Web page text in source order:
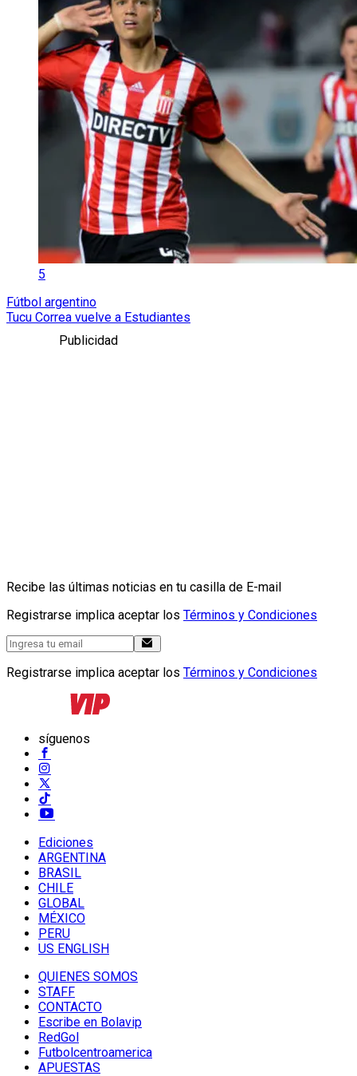
5
Fútbol argentino
Tucu Correa vuelve a Estudiantes
Publicidad
Recibe las últimas noticias en tu casilla de E-mail
Registrarse implica aceptar los Términos y Condiciones
Registrarse implica aceptar los Términos y Condiciones
síguenos
Ediciones
ARGENTINA
BRASIL
CHILE
GLOBAL
MÉXICO
PERU
US ENGLISH
QUIENES SOMOS
STAFF
CONTACTO
Escribe en Bolavip
RedGol
Futbolcentroamerica
APUESTAS